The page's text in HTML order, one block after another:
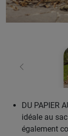
retour
DU PAPIER
idéale au
également